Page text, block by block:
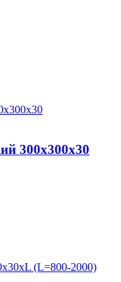
300х300х30